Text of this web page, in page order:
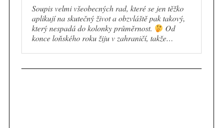
Soupis velmi všeobecných rad, které se jen těžko
aplikují na skutečný život a obzvláště pak takový,
který nespadá do kolonky průměrnost.
Od
konce loňského roku žiju v zahraničí, takže…